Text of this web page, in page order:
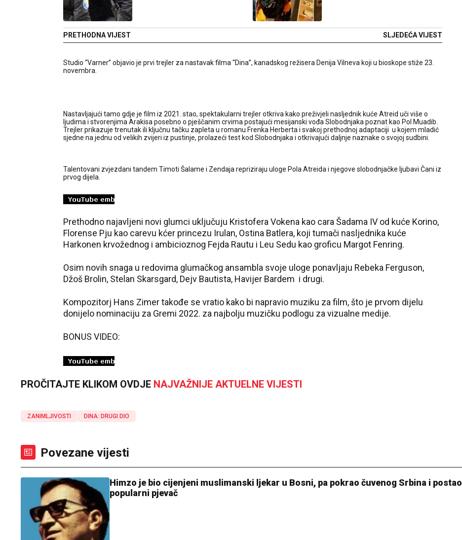
PRETHODNA VIJEST SLJEDEĆA VIJEST
Studio “Varner” objavio je prvi trejler za nastavak filma “Dina”, kanadskog režisera Denija Vilneva koji u bioskope stiže 23.
novembra.
Nastavljajući tamo gdje je film iz 2021. stao, spektakularni trejler otkriva kako preživjeli nasljednik kuće Atreid uči više o
ljudima i stvorenjima Arakisa posebno o pješčanim crvima postajući mesijanski vođa Slobodnjaka poznat kao Pol Muadib.
Trejler prikazuje trenutak ili ključnu tačku zapleta u romanu Frenka Herberta i svakoj prethodnoj adaptaciji u kojem mladić
sjedne na jednu od velikih zvijeri iz pustinje, prolazeći test kod Slobodnjaka i otkrivajući daljnje naznake o svojoj sudbini.
Talentovani zvjezdani tandem Timoti Šalame i Zendaja repriziraju uloge Pola Atreida i njegove slobodnjačke ljubavi Čani iz
prvog dijela.
Prethodno najavljeni novi glumci uključuju Kristofera Vokena kao cara Šadama IV od kuće Korino,
Florense Pju kao carevu kćer princezu Irulan, Ostina Batlera, koji tumači nasljednika kuće
Harkonen krvožednog i ambicioznog Fejda Rautu i Leu Sedu kao groficu Margot Fenring.
Osim novih snaga u redovima glumačkog ansambla svoje uloge ponavljaju Rebeka Ferguson,
Džoš Brolin, Stelan Skarsgard, Dejv Bautista, Havijer Bardem i drugi.
Kompozitorj Hans Zimer takođe se vratio kako bi napravio muziku za film, što je prvom dijelu
donijelo nominaciju za Gremi 2022. za najbolju muzičku podlogu za vizualne medije.
BONUS VIDEO:
PROČITAJTE KLIKOM OVDJE NAJVAŽNIJE AKTUELNE VIJESTI
ZANIMLJIVOSTI DINA: DRUGI DIO
Povezane vijesti
Himzo je bio cijenjeni muslimanski ljekar u Bosni, pa pokrao čuvenog Srbina i postao
popularni pjevač